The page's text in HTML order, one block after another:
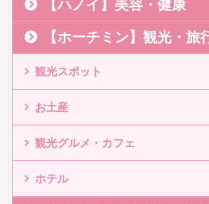
【ハノイ】美容・健康
【ホーチミン】観光・旅
観光スポット
お土産
観光グルメ・カフェ
ホテル